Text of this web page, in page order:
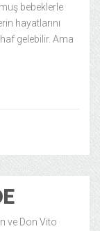
bebeklerle
hayatlarını
gelebilir. Ama
ve Don Vito